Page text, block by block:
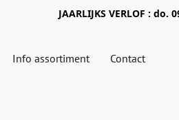
JAARLIJKS VERLOF :
Info assortiment Contact